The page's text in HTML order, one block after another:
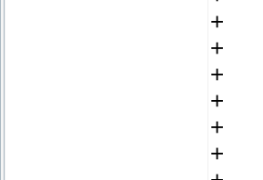
+
+
+
+
+
+